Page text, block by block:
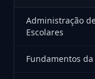
Administração
Escolares
Fundamentos